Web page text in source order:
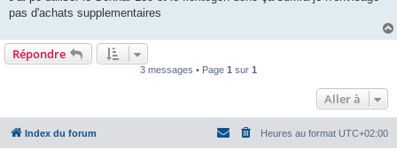
g
pas d'achats supplementaires
Répondre
3 messages • Page 1 sur 1
Aller à
Index du forum Heures au format UTC+02:00